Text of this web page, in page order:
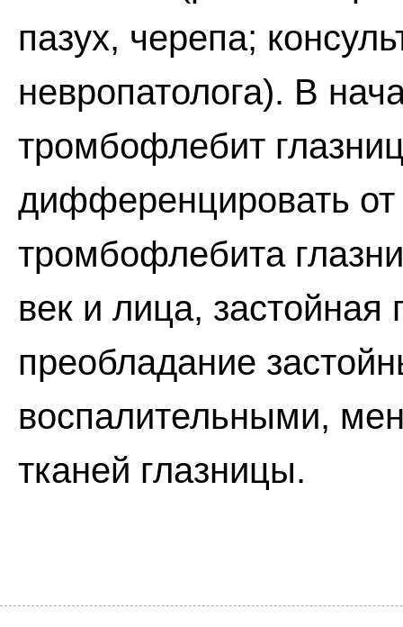
пазух, черепа;
невропатолога). В
тромбофлебит
дифференцировать
тромбофлебита
век и лица, застойная
преобладание
воспалительными,
тканей глазницы.